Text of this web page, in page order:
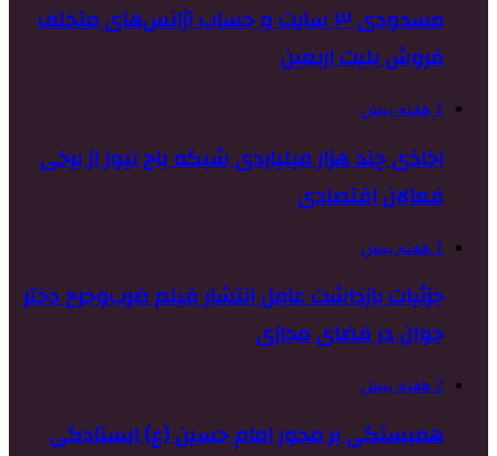
مسدودی ۳ سایت و حساب آژانس‌های متخلف
فروش بلیت اربعین
1 هفته پیش
اخاذی چند هزار میلیاردی شبکه باج نیوز از برخی
فعالان اقتصادی
1 هفته پیش
جزئیات بازداشت عامل انتشار فیلم ضرب‌وجرح دختر
جوان در فضای مجازی
2 هفته پیش
همبستگی بر محور امام حسین (ع) ایستادگی